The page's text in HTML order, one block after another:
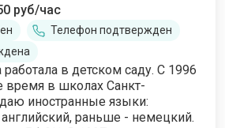
руб/час
Телефон подтвержден
работала в детском саду. С 1996
время в школах Санкт-
иностранные языки:
раньше - немецкий.